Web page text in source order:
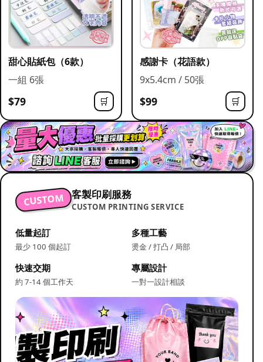
甜心貼紙包（6款）
一組 6張
$79 🛒
感謝卡（花語款）
9x5.4cm / 50張
$99 🛒
CUSTOM 客製印刷服務
CUSTOM PRINTING SERVICE
低量起訂
最少 100 個起訂
多種工藝
燙金 / 打凸 / 局部
快速交期
約 7-14 個工作天
專屬設計
一對一設計相談